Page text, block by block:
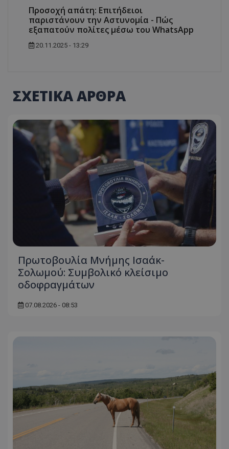
Προσοχή απάτη: Επιτήδειοι
παριστάνουν την Αστυνομία - Πώς
εξαπατούν πολίτες μέσω του WhatsApp
20.11.2025 - 13:29
ΣΧΕΤΙΚΑ ΑΡΘΡΑ
Πρωτοβουλία Μνήμης Ισαάκ-
Σολωμού: Συμβολικό κλείσιμο
οδοφραγμάτων
07.08.2026 - 08:53